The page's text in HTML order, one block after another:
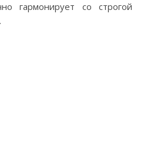
гармонирует со строгой